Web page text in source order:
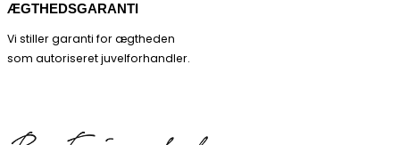
ÆGTHEDSGARANTI
Vi stiller garanti for ægtheden
som autoriseret juvelforhandler.